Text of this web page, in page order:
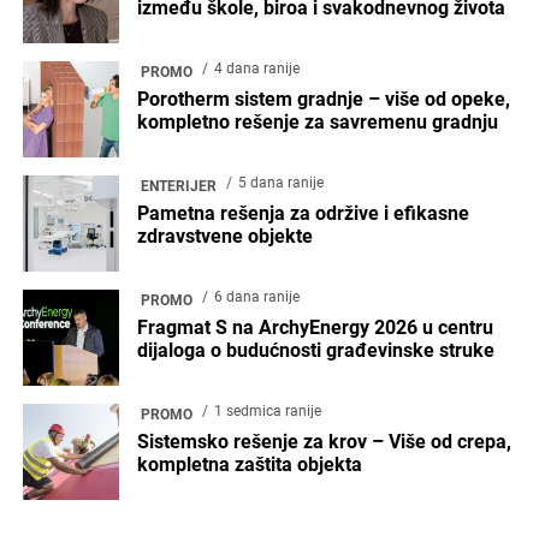
između škole, biroa i svakodnevnog života
PROMO 4 dana ranije
Porotherm sistem gradnje – više od opeke,
kompletno rešenje za savremenu gradnju
ENTERIJER 5 dana ranije
Pametna rešenja za održive i efikasne
zdravstvene objekte
PROMO 6 dana ranije
Fragmat S na ArchyEnergy 2026 u centru
dijaloga o budućnosti građevinske struke
PROMO 1 sedmica ranije
Sistemsko rešenje za krov – Više od crepa,
kompletna zaštita objekta